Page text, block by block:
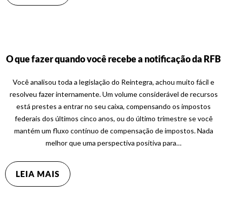
O que fazer quando você recebe a notificação da RFB
Você analisou toda a legislação do Reintegra, achou muito fácil e
resolveu fazer internamente. Um volume considerável de recursos
está prestes a entrar no seu caixa, compensando os impostos
federais dos últimos cinco anos, ou do último trimestre se você
mantém um fluxo contínuo de compensação de impostos. Nada
melhor que uma perspectiva positiva para…
LEIA MAIS